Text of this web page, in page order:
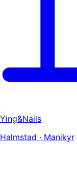
Ying&Nails
Halmstad · Manikyr